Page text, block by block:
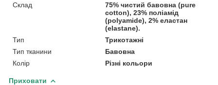
Склад
75% чистий бавовна (pure
cotton), 23% поліамід
(polyamide), 2% еластан
(elastane).
Тип
Трикотажні
Тип тканини
Бавовна
Колір
Різні кольори
Приховати